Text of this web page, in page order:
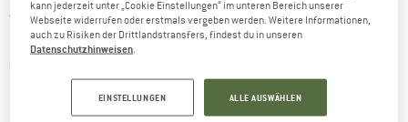
Jetzt habe ich es wieder angelegt und starte in die Wand –
ganz vorsichtig natürlich, denn zum einen traue ich dem
ich nicht, wie gut ein Sturz meinem beschädigten Knie
bekommen würde.
kann jederzeit unter „Cookie Einstellungen“ im unteren Bereich unserer
Webseite widerrufen oder erstmals vergeben werden. Weitere Informationen,
auch zu Risiken der Drittlandstransfers, findest du in unseren
Datenschutzhinweisen
EINSTELLUNGEN ALLE AUSWÄHLEN